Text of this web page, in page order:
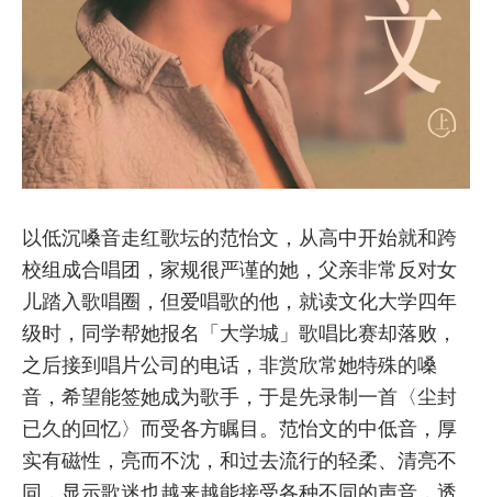
以低沉嗓音走红歌坛的范怡文，从高中开始就和跨
校组成合唱团，家规很严谨的她，父亲非常反对女
儿踏入歌唱圈，但爱唱歌的他，就读文化大学四年
级时，同学帮她报名「大学城」歌唱比赛却落败，
之后接到唱片公司的电话，非赏欣常她特殊的嗓
音，希望能签她成为歌手，于是先录制一首〈尘封
已久的回忆〉而受各方瞩目。范怡文的中低音，厚
实有磁性，亮而不沈，和过去流行的轻柔、清亮不
同，显示歌迷也越来越能接受各种不同的声音，透